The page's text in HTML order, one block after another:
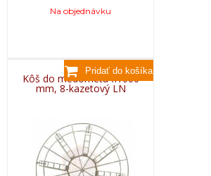
Na objednávku
Kôš do medometu fi1000
mm, 8-kazetový LN